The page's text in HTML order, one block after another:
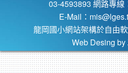
03-4593893 網路專線
E-Mail：
龍岡國小網站架構於自由
Web Desing by